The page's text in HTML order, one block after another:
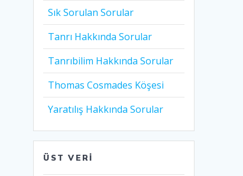
Sık Sorulan Sorular
Tanrı Hakkında Sorular
Tanrıbilim Hakkında Sorular
Thomas Cosmades Köşesi
Yaratılış Hakkında Sorular
ÜST VERI